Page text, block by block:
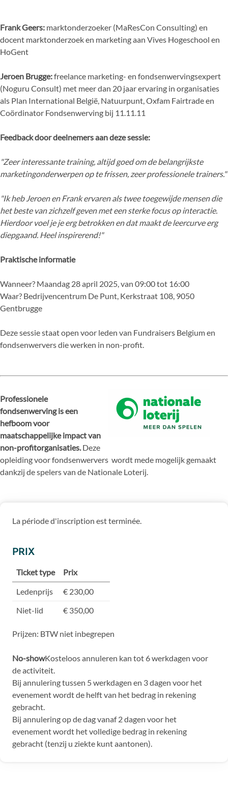
Frank Geers: marktonderzoeker (MaResCon Consulting) en
docent marktonderzoek en marketing aan Vives Hogeschool en
HoGent
Jeroen Brugge:freelance marketing- en fondsenwervingsexpert
(Noguru Consult) met meer dan 20 jaar ervaring in organisaties
als Plan International België, Natuurpunt, Oxfam Fairtrade en
Coördinator Fondsenwerving bij 11.11.11
Feedback door deelnemers aan deze sessie:
"Zeer interessante training, altijd goed om de belangrijkste
marketingonderwerpen op te frissen, zeer professionele trainers."
"Ik heb Jeroen en Frank ervaren als twee toegewijde mensen die
het beste van zichzelf geven met een sterke focus op interactie.
Hierdoor voel je je erg betrokken en dat maakt de leercurve erg
diepgaand. Heel inspirerend!"
Praktische informatie
Wanneer? Maandag 28 april 2025, van 09:00 tot 16:00
Waar? Bedrijvencentrum De Punt, Kerkstraat 108, 9050
Gentbrugge
Deze sessie staat open voor leden van Fundraisers Belgium en
fondsenwervers die werken in non-profit.
Professionele
fondsenwerving is een
hefboom voor
maatschappelijke impact van
non-profitorganisaties. Deze
opleiding voor fondsenwervers wordt mede mogelijk gemaakt
dankzij de spelers van de Nationale Loterij.
La période d'inscription est terminée.
PRIX
Ticket type
Prix
Ledenprijs
€ 230,00
Niet-lid
€ 350,00
Prijzen: BTW niet inbegrepen
No-showKosteloos annuleren kan tot 6 werkdagen voor
de activiteit.
Bij annulering tussen 5 werkdagen en 3 dagen voor het
evenement wordt de helft van het bedrag in rekening
gebracht.
Bij annulering op de dag vanaf 2 dagen voor het
evenement wordt het volledige bedrag in rekening
gebracht (tenzij u ziekte kunt aantonen).